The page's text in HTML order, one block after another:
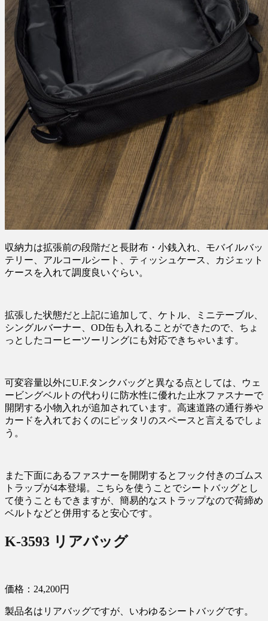
収納力は拡張前の段階だと長財布・小銭入れ、モバイルバッ
テリー、アルコールシート、ティッシュケース、カジェット
ケースを入れて調度良いぐらい。
拡張した状態だと上記に追加して、ケトル、ミニテーブル、
シングルバーナー、OD缶も入れることができたので、ちょ
っとしたコーヒーツーリングにも対応できちゃいます。
可変容量以外にU.F.タンクバッグと異なる点としては、ウェ
ービングベルトの代わりに防水性に優れた止水ファスナーで
開閉する小物入れが追加されています。高速道路の通行券や
カードを入れておくのにピッタリのスペースと言えるでしょ
う。
また下面にあるファスナーを開閉するとフック付きのゴムス
トラップが4本登場。こちらを使うことでシートバッグとし
て使うこともできますが、簡易的なストラップなので荷締め
ベルトなどと併用すると安心です。
K-3593 リアバッグ
価格：24,200円
製品名はリアバッグですが、いわゆるシートバッグです。